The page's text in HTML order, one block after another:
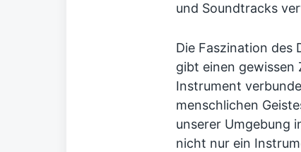
und Soundtracks
Die Faszination des
gibt einen gewissen
Instrument
menschlichen
unserer Umgebung
nicht nur ein